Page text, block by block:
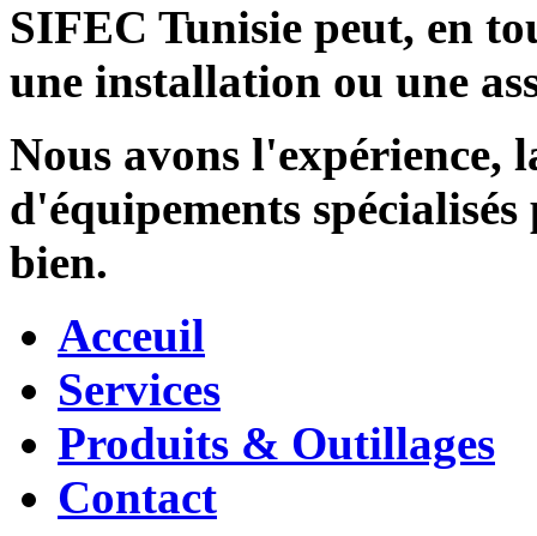
SIFEC Tunisie peut, en
une installation ou une
Nous avons l'expérience,
d'équipements
bien.
Acceuil
Services
Produits & Outillages
Contact